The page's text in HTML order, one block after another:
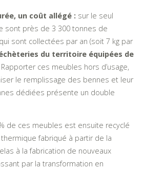
un coût allégé : sur le seul
sont près de 3 300 tonnes de
sont collectées par an (soit 7 kg par
du territoire équipées de
. Rapporter ces meubles hors d’usage,
le remplissage des bennes et leur
dédiées présente un double
de ces meubles est ensuite recyclé
thermique fabriqué à partir de la
à la fabrication de nouveaux
par la transformation en